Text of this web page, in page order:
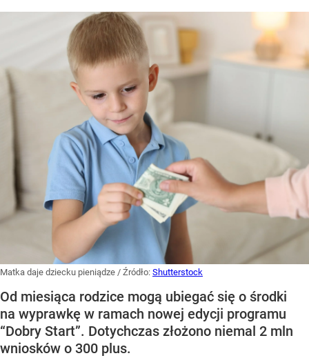
Matka daje dziecku pieniądze / Źródło: Shutterstock
Od miesiąca rodzice mogą ubiegać się o środki
na wyprawkę w ramach nowej edycji programu
“Dobry Start”. Dotychczas złożono niemal 2 mln
wniosków o 300 plus.